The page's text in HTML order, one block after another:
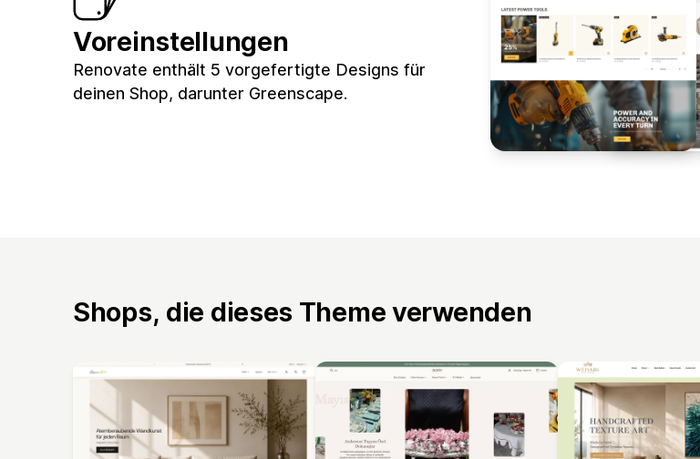
Voreinstellungen
Renovate enthält 5 vorgefertigte Designs für
deinen Shop, darunter Greenscape.
Shops, die dieses Theme verwenden